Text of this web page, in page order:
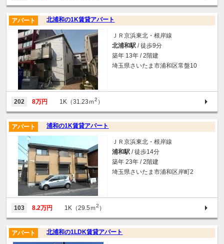
北浦和の1K賃貸アパート
アパート
ＪＲ京浜東北・根岸線
北浦和駅 / 徒歩9分
築年 13年 / 2階建
埼玉県さいたま市浦和区常盤10
202 8万円 1K（31.23ｍ2 ）
浦和の1K賃貸アパート
アパート
ＪＲ京浜東北・根岸線
浦和駅 / 徒歩14分
築年 23年 / 2階建
埼玉県さいたま市浦和区岸町2
103 8.2万円 1K（29.5ｍ2 ）
北浦和の1LDK賃貸アパート
アパート